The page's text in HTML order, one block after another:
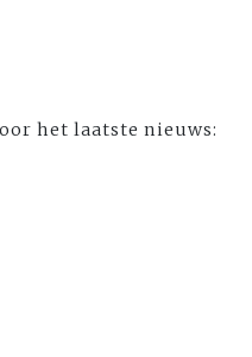
het laatste nieuws: